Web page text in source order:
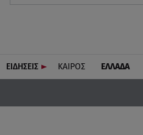
ΕΙΔΗΣΕΙΣ ΚΑΙΡΟΣ ΕΛΛΑΔΑ